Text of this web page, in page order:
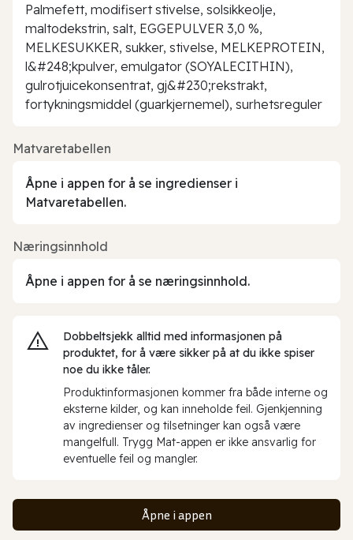
Palmefett, modifisert stivelse, solsikkeolje,
maltodekstrin, salt, EGGEPULVER 3,0 %,
MELKESUKKER, sukker, stivelse, MELKEPROTEIN,
l&#248;kpulver, emulgator (SOYALECITHIN),
gulrotjuicekonsentrat, gj&#230;rekstrakt,
fortykningsmiddel (guarkjernemel), surhetsreguler
Matvaretabellen
Åpne i appen for å se ingredienser i
Matvaretabellen.
Næringsinnhold
Åpne i appen for å se næringsinnhold.
Dobbeltsjekk alltid med informasjonen på
produktet, for å være sikker på at du ikke spiser
noe du ikke tåler.
Produktinformasjonen kommer fra både interne og
eksterne kilder, og kan inneholde feil. Gjenkjenning
av ingredienser og tilsetninger kan også være
mangelfull. Trygg Mat-appen er ikke ansvarlig for
eventuelle feil og mangler.
Åpne i appen